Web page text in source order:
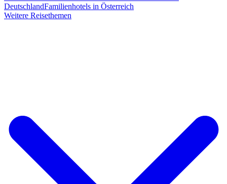
DeutschlandFamilienhotels in Österreich
Weitere Reisethemen